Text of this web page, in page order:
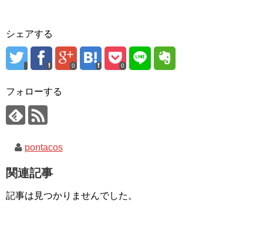
シェアする
0 0
フォローする
pontacos
関連記事
記事は見つかりませんでした。